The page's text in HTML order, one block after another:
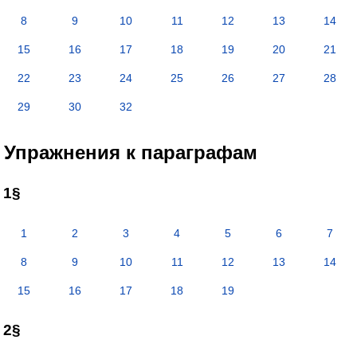
8 9 10 11 12 13 14
15 16 17 18 19 20 21
22 23 24 25 26 27 28
29 30 32
Упражнения к параграфам
1§
1 2 3 4 5 6 7
8 9 10 11 12 13 14
15 16 17 18 19
2§